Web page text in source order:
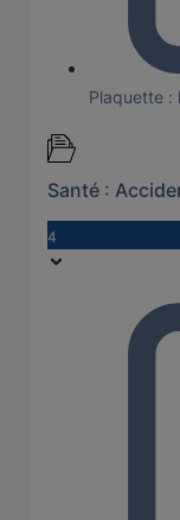
Plaquette :
Santé :
4